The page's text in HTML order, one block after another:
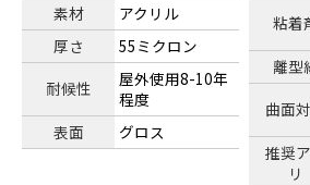
素材
アクリル
厚さ
55ミクロン
耐候性
屋外使用8-10年
程度
表面
グロス
粘着
離型
曲面
推奨
リ